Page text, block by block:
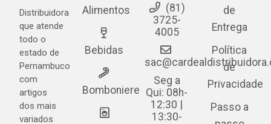
Distribuidora
que atende
todo o
estado de
Pernambuco
com
artigos
dos mais
variados
Alimentos
Bebidas
Bomboniere
(81)
3725-
4005
Seg a
Qui: 08h-
12:30 |
13:30-
de
Entrega
Política
de
Privacidade
Passo a